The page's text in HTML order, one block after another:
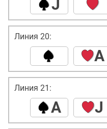
J
Линия 20:
A
Линия 21:
A J